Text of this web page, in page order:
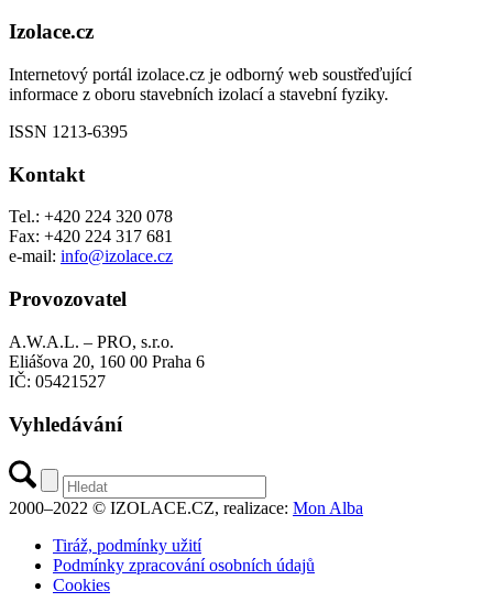
Izolace.cz
Internetový portál izolace.cz je odborný web soustřeďující
informace z oboru stavebních izolací a stavební fyziky.
ISSN 1213-6395
Kontakt
Tel.: +420 224 320 078
Fax: +420 224 317 681
e-mail: info@izolace.cz
Provozovatel
A.W.A.L. – PRO, s.r.o.
Eliášova 20, 160 00 Praha 6
IČ: 05421527
Vyhledávání
2000–2022 © IZOLACE.CZ, realizace: Mon Alba
Tiráž, podmínky užití
Podmínky zpracování osobních údajů
Cookies